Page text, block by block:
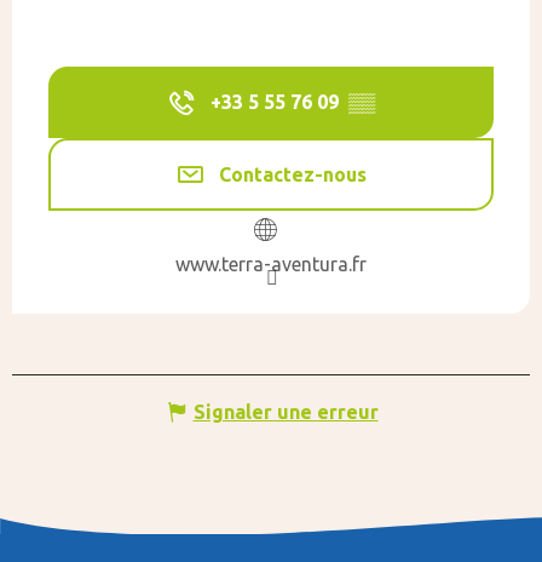
+33 5 55 76 09 ▒▒
Contactez-nous
www.terra-aventura.fr
Signaler une erreur